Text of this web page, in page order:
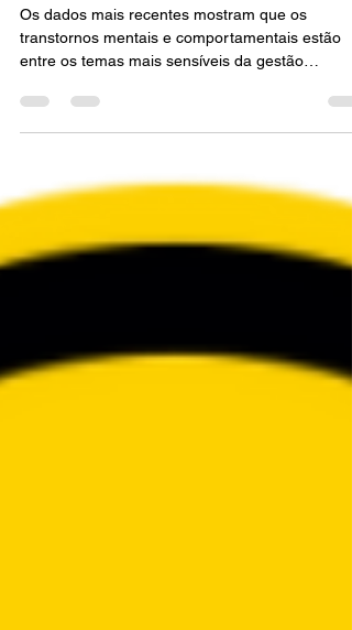
sinal de risco psicossocial?
Os dados mais recentes mostram que os
entre os temas mais sensíveis da gestão